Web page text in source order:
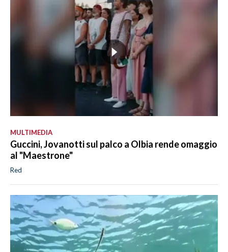
MULTIMEDIA
Guccini, Jovanotti sul palco a Olbia rende omaggio
al "Maestrone"
Red